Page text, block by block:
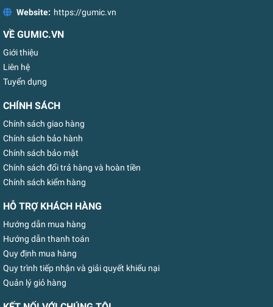
Website: https://gumic.vn
VỀ GUMIC.VN
Giới thiệu
Liên hệ
Tuyển dụng
CHÍNH SÁCH
Chính sách giao hàng
Chính sách bảo hành
Chính sách bảo mật
Chính sách đổi trả hàng và hoàn tiền
Chính sách kiểm hàng
HỖ TRỢ KHÁCH HÀNG
Hướng dẫn mua hàng
Hướng dẫn thanh toán
Quy định mua hàng
Quy trình tiếp nhận và giải quyết khiếu nại
Quản lý giỏ hàng